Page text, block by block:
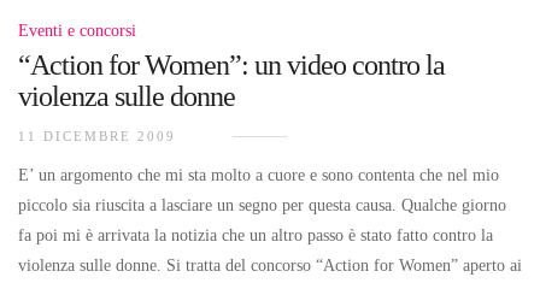
Eventi e concorsi
“Action for Women”: un video contro la
violenza sulle donne
11 DICEMBRE 2009
E’ un argomento che mi sta molto a cuore e sono contenta che nel mio
piccolo sia riuscita a lasciare un segno per questa causa. Qualche giorno
fa poi mi è arrivata la notizia che un altro passo è stato fatto contro la
violenza sulle donne. Si tratta del concorso “Action for Women” aperto ai